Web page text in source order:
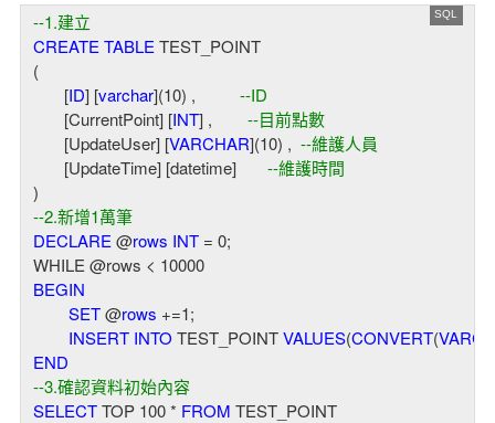
--1.建立
CREATE TABLE TEST_POINT
(
       [
ID] [varchar](10) , --ID
       [CurrentPoint] [
INT] , --目前點數
       [UpdateUser] [
VARCHAR](10) , --維護人員
       [UpdateTime] [datetime]
--維護時間
--2.新增1萬筆
DECLARE @rows INT = 0;
WHILE @rows < 10000
BEGIN
SET @rows +=1;
INSERT INTO TEST_POINT VALUES(CONVERT(
END
--3.確認資料初始內容
SELECT TOP 100 * FROM TEST_POINT